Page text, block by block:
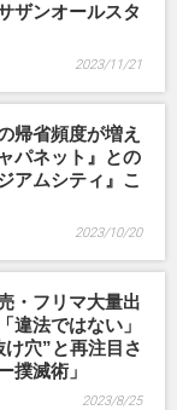
ザンオールスタ
2023/11/21
帰省頻度が増え
パネット』との
アムシティ』こ
2023/10/20
・フリマ大量出
法ではない」
穴”と再注目さ
撲滅術」
2023/8/25